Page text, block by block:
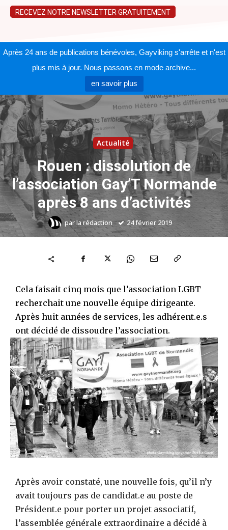
RECEVEZ NOTRE NEWSLETTER GRATUITEMENT